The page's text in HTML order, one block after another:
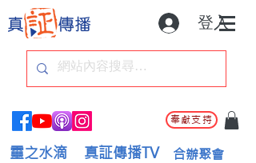
登入
奉獻支持
靈之水滴 真証傳播TV 合辦聚會